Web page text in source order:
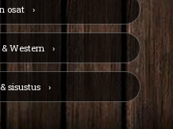
osat
Western
sisustus